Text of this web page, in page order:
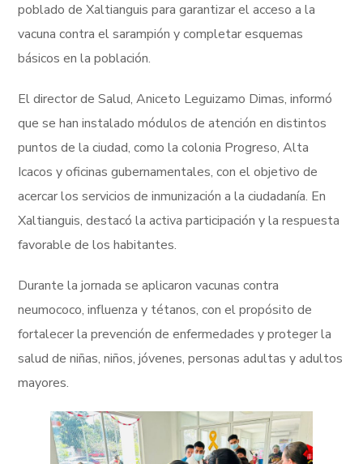
poblado de Xaltianguis para garantizar el acceso a la
vacuna contra el sarampión y completar esquemas
básicos en la población.
El director de Salud, Aniceto Leguizamo Dimas, informó
que se han instalado módulos de atención en distintos
puntos de la ciudad, como la colonia Progreso, Alta
Icacos y oficinas gubernamentales, con el objetivo de
acercar los servicios de inmunización a la ciudadanía. En
Xaltianguis, destacó la activa participación y la respuesta
favorable de los habitantes.
Durante la jornada se aplicaron vacunas contra
neumococo, influenza y tétanos, con el propósito de
fortalecer la prevención de enfermedades y proteger la
salud de niñas, niños, jóvenes, personas adultas y adultos
mayores.